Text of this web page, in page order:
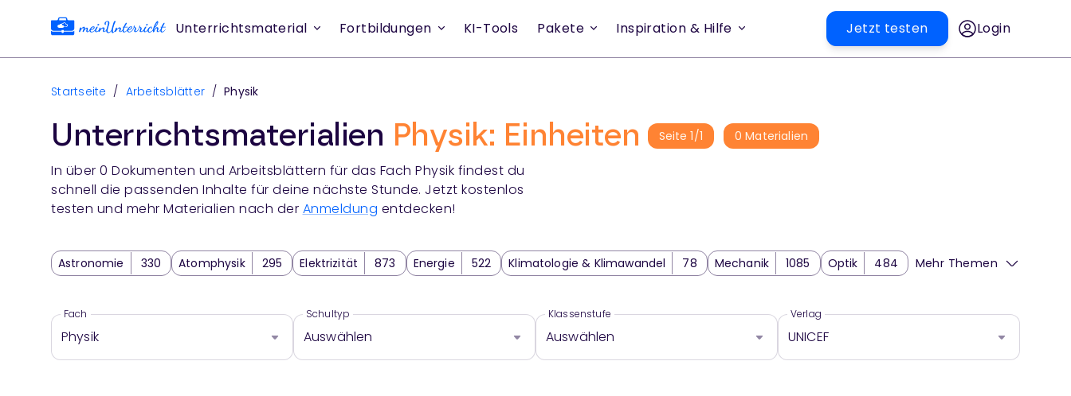
Unterrichtsmaterial Fortbildungen KI-Tools Pakete Inspiration & Hilfe Jetzt testen Login
Startseite / Arbeitsblätter / Physik
Unterrichtsmaterialien Physik: Einheiten Seite1/1 0 Materialien
In über 0 Dokumenten und Arbeitsblättern für das Fach Physik findest du
schnell die passenden Inhalte für deine nächste Stunde. Jetzt kostenlos
testen und mehr Materialien nach der Anmeldung entdecken!
Astronomie 330 Atomphysik 295 Elektrizität 873 Energie 522 Klimatologie & Klimawandel 78 Mechanik 1085 Optik
484
Physikdidaktik
20 Physik Klassenarbeit 5
Mehr Themen
Fach
Physik
Schultyp
Auswählen
Klassenstufe
Auswählen
Verlag
UNICEF